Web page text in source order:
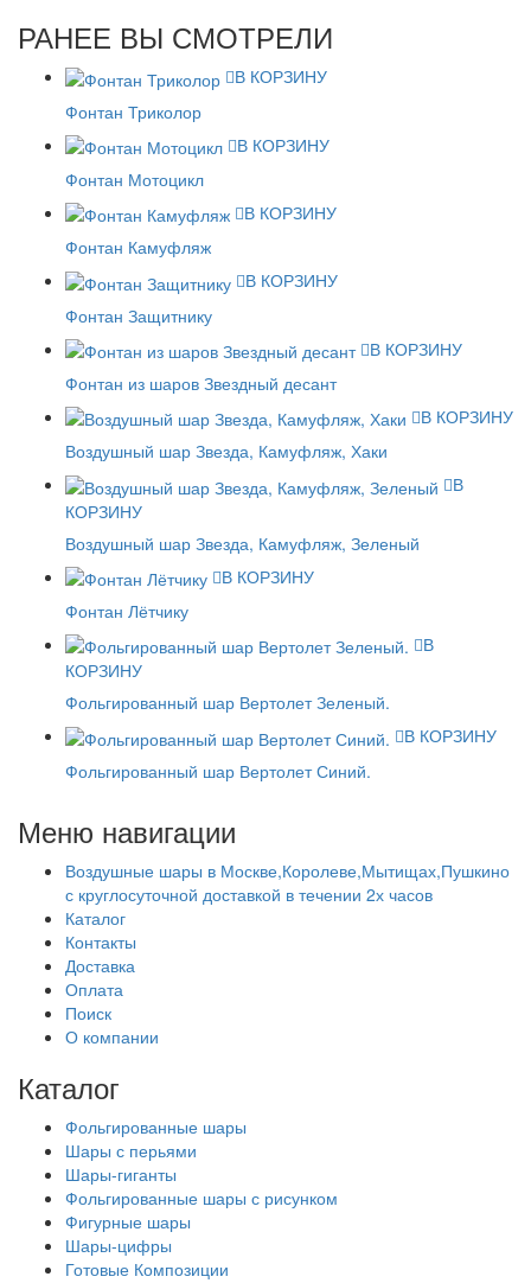
РАНЕЕ ВЫ СМОТРЕЛИ
В КОРЗИНУ
Фонтан Триколор
В КОРЗИНУ
Фонтан Мотоцикл
В КОРЗИНУ
Фонтан Камуфляж
В КОРЗИНУ
Фонтан Защитнику
В КОРЗИНУ
Фонтан из шаров Звездный десант
В КОРЗИНУ
Воздушный шар Звезда, Камуфляж, Хаки
В
КОРЗИНУ
Воздушный шар Звезда, Камуфляж, Зеленый
В КОРЗИНУ
Фонтан Лётчику
В
КОРЗИНУ
Фольгированный шар Вертолет Зеленый.
В КОРЗИНУ
Фольгированный шар Вертолет Синий.
Меню навигации
Воздушные шары в Москве,Королеве,Мытищах,Пушкино
с круглосуточной доставкой в течении 2х часов
Каталог
Контакты
Доставка
Оплата
Поиск
О компании
Каталог
Фольгированные шары
Шары с перьями
Шары-гиганты
Фольгированные шары с рисунком
Фигурные шары
Шары-цифры
Готовые Композиции